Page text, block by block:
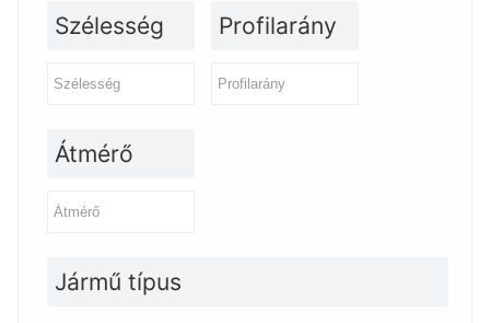
Szélesség Profilarány
Átmérő
Jármű típus